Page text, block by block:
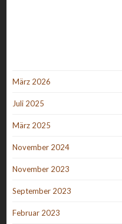
März 2026
Juli 2025
März 2025
November 2024
November 2023
September 2023
Februar 2023